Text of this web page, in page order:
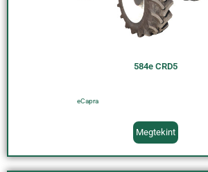
584e CRD5
eCapra
Megtekint